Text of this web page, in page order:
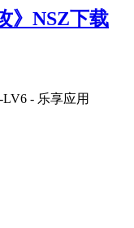
》NSZ下载